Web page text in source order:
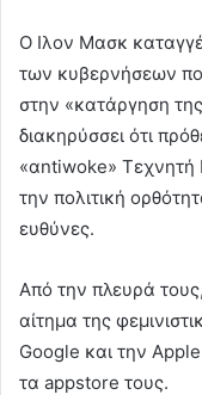
Ο Ιλον Μασκ
των κυβερνήσεων
στην «κατάργηση
διακηρύσσει ότι
«αntiwoke»
την πολιτική
ευθύνες.
Από την πλευρά
αίτημα της
Google και την
τα appstore τους.